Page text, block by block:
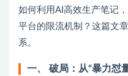
如何利用AI高效生产笔记
平台的限流机制？这篇文
系。
一、 破局：从“暴力怼